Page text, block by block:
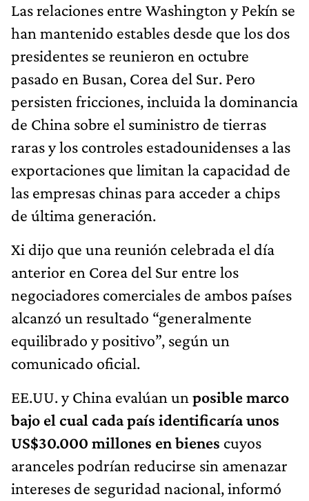
Las relaciones entre Washington y Pekín se
han mantenido estables desde que los dos
presidentes se reunieron en octubre
pasado en Busan, Corea del Sur. Pero
persisten fricciones, incluida la dominancia
de China sobre el suministro de tierras
raras y los controles estadounidenses a las
exportaciones que limitan la capacidad de
las empresas chinas para acceder a chips
de última generación.
Xi dijo que una reunión celebrada el día
anterior en Corea del Sur entre los
negociadores comerciales de ambos países
alcanzó un resultado “generalmente
equilibrado y positivo”, según un
comunicado oficial.
EE.UU. y China evalúan un posible marco
bajo el cual cada país identificaría unos
US$30.000 millones en bienes cuyos
aranceles podrían reducirse sin amenazar
intereses de seguridad nacional, informó